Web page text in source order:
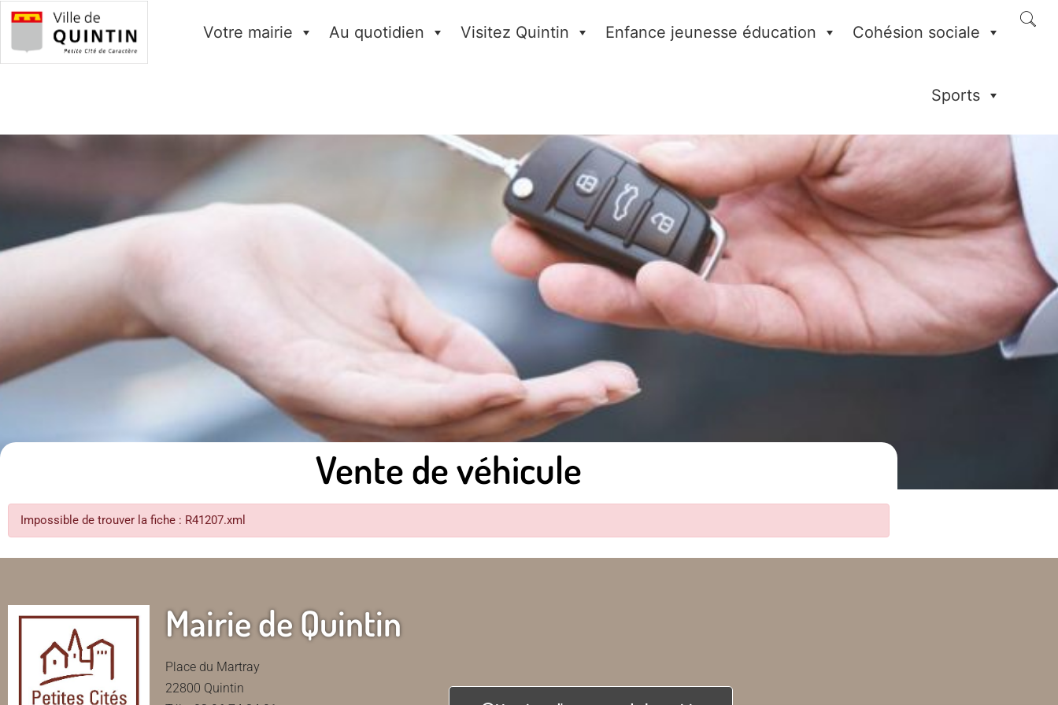
Votre mairie Au quotidien Visitez Quintin Enfance jeunesse éducation Cohésion sociale
Sports
Vente de véhicule
Impossible de trouver la fiche : R41207.xml
Mairie de Quintin
Place du Martray
22800 Quintin